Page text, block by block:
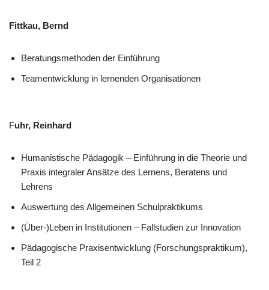
Fittkau, Bernd
Beratungsmethoden der Einführung
Teamentwicklung in lernenden Organisationen
Fuhr, Reinhard
Humanistische Pädagogik – Einführung in die Theorie und
Praxis integraler Ansätze des Lernens, Beratens und
Lehrens
Auswertung des Allgemeinen Schulpraktikums
(Über-)Leben in Institutionen – Fallstudien zur Innovation
Pädagogische Praxisentwicklung (Forschungspraktikum),
Teil 2